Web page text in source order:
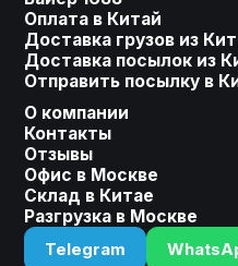
Ваше имя
Номер телефона
Оставьте заявку,
для Вас
Оплата в Китай
Доставка грузов из
Доставка посылок из
Отправить посылку в
О компании
Контакты
Отзывы
Офис в Москве
Склад в Китае
Разгрузка в Москве
Telegram